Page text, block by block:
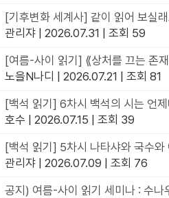
[기후변화 세계사] 같이 읽어 보실
관리쟈 | 2026.07.31 | 조회 59
[여름-사이 읽기] ⟪상처를 끄는 존
노을N나디 | 2026.07.21 | 조회 81
[백석 읽기] 6차시 백석의 시는 언제
호수 | 2026.07.15 | 조회 39
[백석 읽기] 5차시 나타샤와 국수와
관리쟈 | 2026.07.09 | 조회 76
공지) 여름-사이 읽기 세미나 : 수나